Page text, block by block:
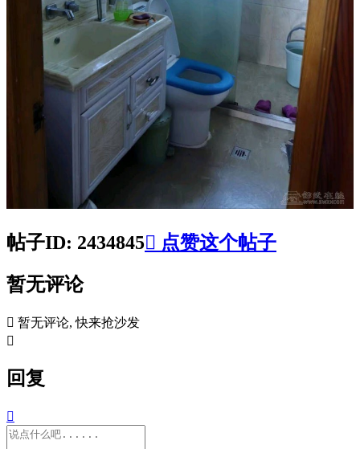
帖子ID: 2434845 点赞这个帖子
暂无评论
 暂无评论, 快来抢沙发

回复
